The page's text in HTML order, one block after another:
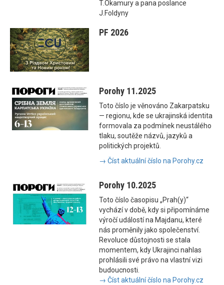
T.Okamury a pana poslance
J.Foldyny
PF 2026
Porohy 11.2025
Toto číslo je věnováno Zakarpatsku
— regionu, kde se ukrajinská identita
formovala za podmínek neustálého
tlaku, soutěže názvů, jazyků a
politických projektů.
→ Číst aktuální číslo na Porohy.cz
Porohy 10.2025
Toto číslo časopisu „Prah(y)“
vychází v době, kdy si připomínáme
výročí událostí na Majdanu, které
nás proměnily jako společenství.
Revoluce důstojnosti se stala
momentem, kdy Ukrajinci nahlas
prohlásili své právo na vlastní vizi
budoucnosti.
→ Číst aktuální číslo na Porohy.cz